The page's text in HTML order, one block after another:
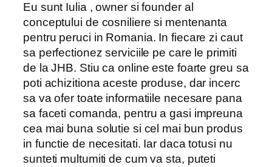
Eu sunt Iulia , owner si founder al
conceptului de cosniliere si mentenanta
pentru peruci in Romania. In fiecare zi caut
sa perfectionez serviciile pe care le primiti
de la JHB. Stiu ca online este foarte greu sa
poti achizitiona aceste produse, dar incerc
sa va ofer toate informatiile necesare pana
sa faceti comanda, pentru a gasi impreuna
cea mai buna solutie si cel mai bun produs
in functie de necesitati. Iar daca totusi nu
sunteti multumiti de cum va sta, puteti